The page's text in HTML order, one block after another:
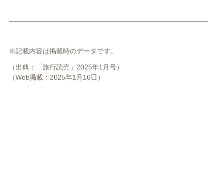
※記載内容は掲載時のデータです。
（出典：「旅行読売」2025年1月号）
（Web掲載：2025年1月16日）